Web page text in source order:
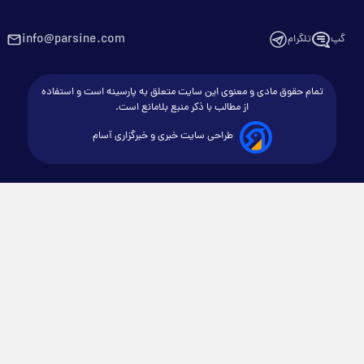
گپ تلگرام info@parsine.com
تمام حقوق مادی و معنوی این سایت متعلق به پارسینه است و استفاده
از مطالب با ذکر منبع بلامانع است.
طراحی سایت خبری و خبرگزاری آسام